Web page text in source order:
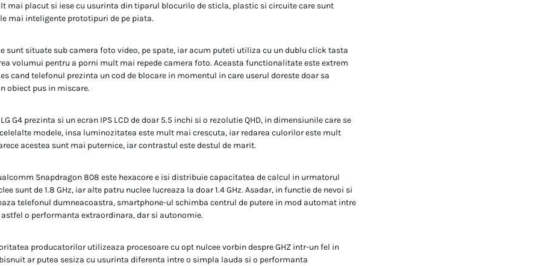
mai placut si iese cu usurinta din tiparul blocurilo de sticla, plastic si circuite care sunt
mai inteligente prototipuri de pe piata.
sunt situate sub camera foto video, pe spate, iar acum puteti utiliza cu un dublu click tasta
volumui pentru a porni mult mai repede camera foto. Aceasta functionalitate este extrem
cand telefonul prezinta un cod de blocare in momentul in care userul doreste doar sa
obiect pus in miscare.
G4 prezinta si un ecran IPS LCD de doar 5.5 inchi si o rezolutie QHD, in dimensiunile care se
modele, insa luminozitatea este mult mai crescuta, iar redarea culorilor este mult
acestea sunt mai puternice, iar contrastul este destul de marit.
Snapdragon 808 este hexacore e isi distribuie capacitatea de calcul in urmatorul
sunt de 1.8 GHz, iar alte patru nuclee lucreaza la doar 1.4 GHz. Asadar, in functie de nevoi si
telefonul dumneacoastra, smartphone-ul schimba centrul de putere in mod automat intre
o performanta extraordinara, dar si autonomie.
producatorilor utilizeaza procesoare cu opt nulcee vorbin despre GHZ intr-un fel in
ar putea sesiza cu usurinta diferenta intre o simpla lauda si o performanta